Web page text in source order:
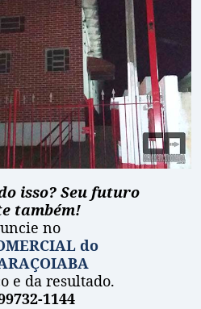
isso? Seu futuro
também!
no
do
e da resultado.
1144